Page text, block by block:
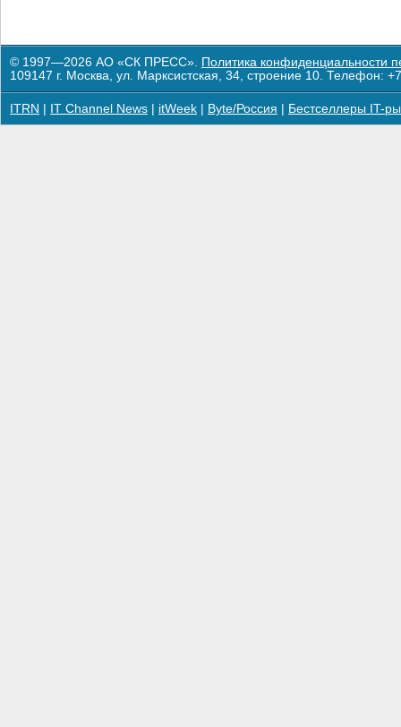
© 1997—2026 АО «СК ПРЕСС». Политика конфиденциальности
109147 г. Москва, ул. Марксистская, 34, строение 10. Телефон:
ITRN IT Channel News itWeek Byte/Россия Бестселлеры IT-